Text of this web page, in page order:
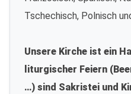
Tschechisch, Polnisch
Unsere Kirche ist ein
liturgischer Feiern
…) sind Sakristei und